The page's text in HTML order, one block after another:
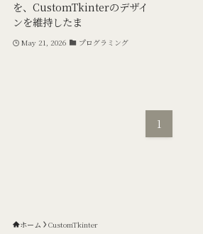
を、CustomTkinterのデザイ
ンを維持したま
May 21, 2026 プログラミング
1
ホーム CustomTkinter